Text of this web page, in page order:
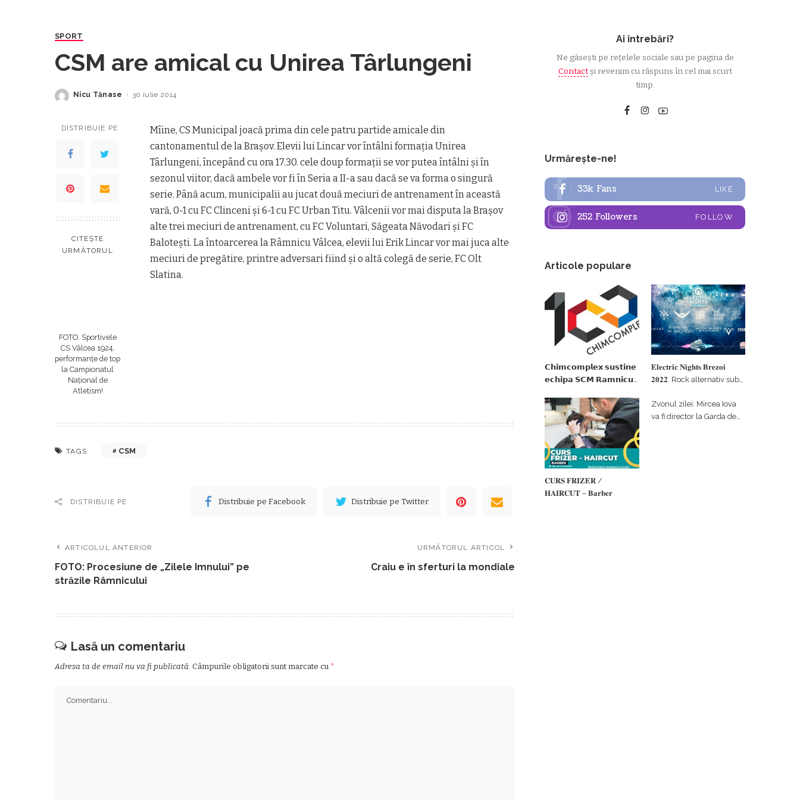
SPORT
CSM are amical cu Unirea Târlungeni
Posted
Nicu Tănase 30 iulie 2014
DISTRIBUIE PE
CITEȘTE
URMĂTORUL
FOTO. Sportivele
CS Vâlcea 1924,
performanțe de top
la Campionatul
Național de
Atletism!
Mîine, CS Municipal joacă prima din cele patru partide amicale din
cantonamentul de la Braşov. Elevii lui Lincar vor întâlni formaţia Unirea
Târlungeni, începând cu ora 17.30. cele doup formaţii se vor putea întâlni şi în
sezonul viitor, dacă ambele vor fi în Seria a II-a sau dacă se va forma o singură
serie. Până acum, municipalii au jucat două meciuri de antrenament în această
vară, 0-1 cu FC Clinceni şi 6-1 cu FC Urban Titu. Vâlcenii vor mai disputa la Braşov
alte trei meciuri de antrenament, cu FC Voluntari, Săgeata Năvodari şi FC
Baloteşti. La întoarcerea la Râmnicu Vâlcea, elevii lui Erik Lincar vor mai juca alte
meciuri de pregătire, printre adversari fiind şi o altă colegă de serie, FC Olt
Slatina.
TAGS: CSM
DISTRIBUIE PE Distribuie pe Facebook Distribuie pe Twitter
ARTICOLUL ANTERIOR
FOTO: Procesiune de „Zilele Imnului” pe
străzile Râmnicului
URMĂTORUL ARTICOL
Craiu e în sferturi la mondiale
Lasă un comentariu
Adresa ta de email nu va fi publicată. Câmpurile obligatorii sunt marcate cu *
Ai întrebări?
Ne găsești pe rețelele sociale sau pe pagina de
Contactși revenim cu răspuns în cel mai scurt
timp.
Urmărește-ne!
33k Fans LIKE
252 Followers FOLLOW
Articole populare
𝗖𝗵𝗶𝗺𝗰𝗼𝗺𝗽𝗹𝗲𝘅 𝘀𝘂𝘀𝘁𝗶𝗻𝗲
𝗲𝗰𝗵𝗶𝗽𝗮 𝗦𝗖𝗠 𝗥𝗮𝗺𝗻𝗶𝗰𝘂
𝗽𝗮𝗿𝘁𝗲𝗻𝗲𝗿 𝗳𝗶𝗻𝗮𝗻𝘁𝗮𝘁𝗼𝗿
𝐄𝐥𝐞𝐜𝐭𝐫𝐢𝐜 𝐍𝐢𝐠𝐡𝐭𝐬 𝐁𝐫𝐞𝐳𝐨𝐢
𝟐𝟎𝟐𝟐. Rock alternativ sub
#𝐁𝐫𝐞𝐳𝐨𝐢𝐮𝐥𝐋𝐮𝐦𝐢𝐢
𝐂𝐔𝐑𝐒 𝐅𝐑𝐈𝐙𝐄𝐑 /
𝐇𝐀𝐈𝐑𝐂𝐔𝐓 – 𝐁𝐚𝐫𝐛𝐞𝐫
Zvonul zilei: Mircea Iova
va fi director la Garda de